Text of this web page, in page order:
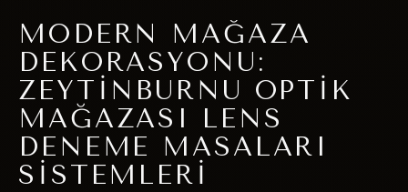
MODERN MAĞAZA
DEKORASYONU:
ZEYTINBURNU OPTIK
MAĞAZASI LENS
DENEME MASALARI
SISTEMLERI